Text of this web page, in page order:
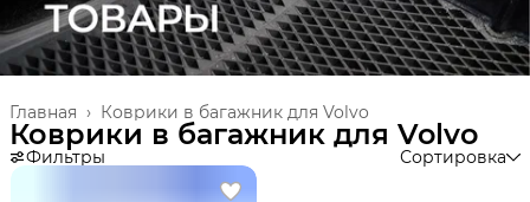
Коврики в багажник для Volvo
Главная ›
Коврики в багажник для Volvo
Фильтры Сортировка